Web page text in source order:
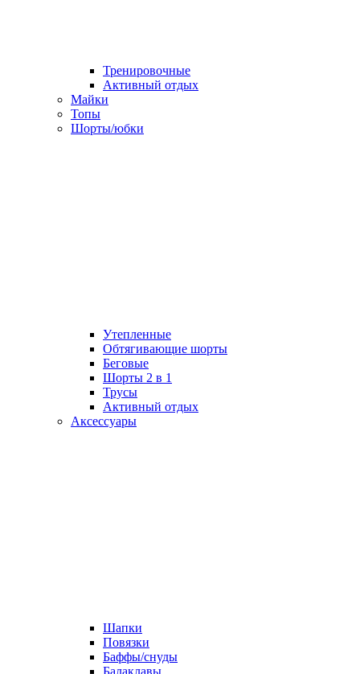
Тренировочные
Активный отдых
Майки
Топы
Шорты/юбки
Утепленные
Обтягивающие шорты
Беговые
Шорты 2 в 1
Трусы
Активный отдых
Аксессуары
Шапки
Повязки
Баффы/снуды
Балаклавы